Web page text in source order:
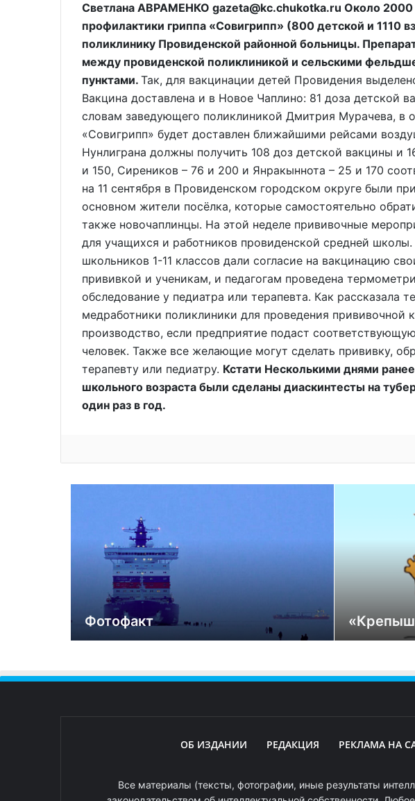
Светлана АВРАМЕНКО gazeta@kc.chukotka.ru Около 2000
профилактики гриппа «Совигрипп» (800 детской и 1110
поликлинику Провиденской районной больницы.
между провиденской поликлиникой и сельскими
пунктами. Так, для вакцинации детей Провидения
Вакцина доставлена и в Новое Чаплино: 81 доза детской
словам заведующего поликлиникой Дмитрия Мурачева, в
«Совигрипп» будет доставлен ближайшими рейсами
Нунлиграна должны получить 108 доз детской вакцины и
и 150, Сиреников – 76 и 200 и Янракыннота – 25 и 170
на 11 сентября в Провиденском городском округе были
основном жители посёлка, которые самостоятельно
также новочаплинцы. На этой неделе прививочные
для учащихся и работников провиденской средней
школьников 1-11 классов дали согласие на вакцинацию
прививкой и ученикам, и педагогам проведена
обследование у педиатра или терапевта. Как рассказала
медработники поликлиники для проведения прививочной
производство, если предприятие подаст
человек. Также все желающие могут сделать прививку,
терапевту или педиатру. Кстати Несколькими днями
школьного возраста были сделаны диаскинтесты на
один раз в год.
Фотофакт
ОБ ИЗДАНИИ РЕДАКЦИЯ РЕКЛАМА НА
Все материалы (тексты, фотографии, иные результаты